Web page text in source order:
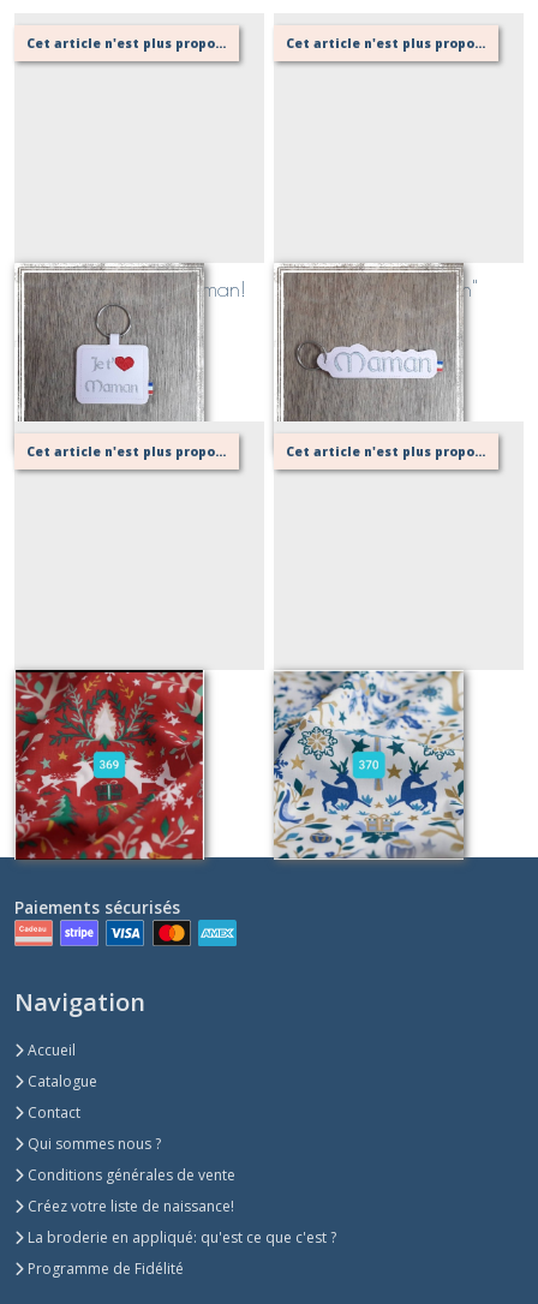
Cet article n'est plus proposé, retournez au menu principal ou contactez moi!
Porte clé Je t'M Maman!
Sur demande
Cet article n'est plus proposé, retournez au menu principal ou contactez moi!
Porte clé "Maman"
Sur demande
Cet article n'est plus proposé, retournez au menu principal ou contactez moi!
369
Sur demande
Cet article n'est plus proposé, retournez au menu principal ou contactez moi!
370
Sur demande
Paiements sécurisés
Navigation
Accueil
Catalogue
Contact
Qui sommes nous ?
Conditions générales de vente
Créez votre liste de naissance!
La broderie en appliqué: qu'est ce que c'est ?
Programme de Fidélité